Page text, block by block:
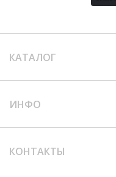
КАТАЛОГ
ИНФО
КОНТАКТЫ